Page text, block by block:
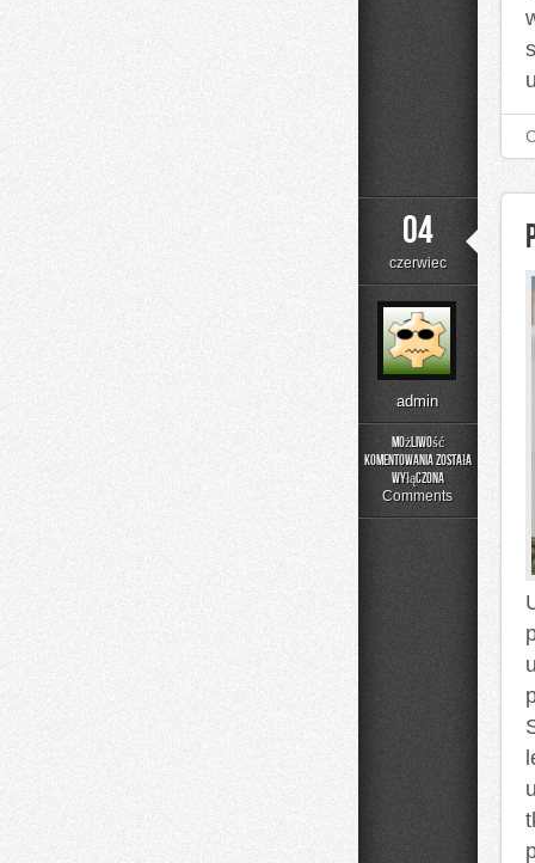
04
czerwiec
admin
Możliwość
komentowania
Poradnik
Prania
została
wyłączona
Comments